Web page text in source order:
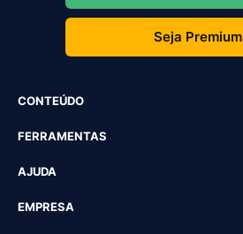
Seja Premium
CONTEÚDO
FERRAMENTAS
AJUDA
EMPRESA